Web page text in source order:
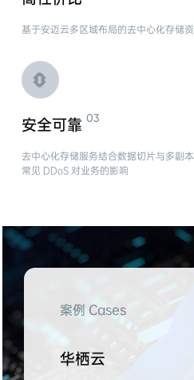
基于安迈云多区域布局的去中心化存储
安全可靠
去中心化存储服务结合数据切片与多副
常见 DDoS 对业务的影响
案例 Cases
华栖云